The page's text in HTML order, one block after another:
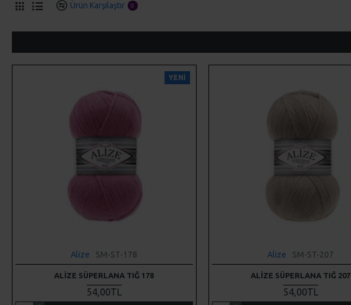
Ürün Karşılaştır 0
YENI
Alize SM-ST-178
ALIZE SÜPERLANA TIĞ 178
54,00TL
Alize SM-ST-207
ALIZE SÜPERLANA TIĞ 207
54,00TL